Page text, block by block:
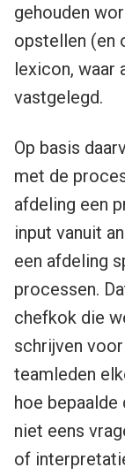
gehouden
opstellen (en
lexicon, waar
vastgelegd.
Op basis
met de
afdeling een
input vanuit
een afdeling
processen.
chefkok die
schrijven
teamleden
hoe
niet eens
of